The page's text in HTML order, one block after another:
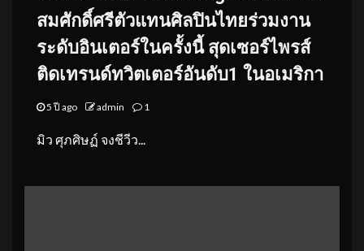
สมศักดิ์ศรีตัวแทนศิลปินไทยร่วมงาน
ระดับอินเตอร์ในครั้งนี้ สุดเซอร์ไพรส์
ติดเทรนด์ทวิตเตอร์อันดับ1 ในอเมริกา
5 ปี ago admin 1
มิว ศุภศิษฏ์ จงชีวีว...